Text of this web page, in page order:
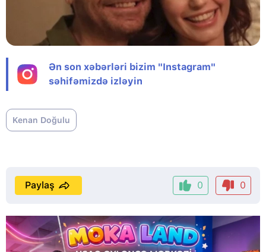
Ən son xəbərləri bizim "Instagram"
səhifəmizdə izləyin
Kenan Doğulu
0 0
Paylaş